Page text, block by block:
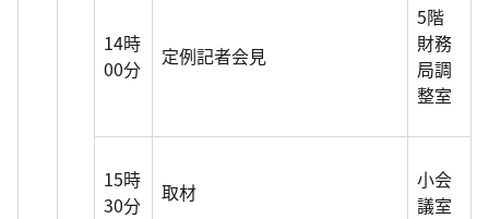
14時
00分
定例記者会見
5階
財務
局調
整室
15時
30分
取材
小会
議室